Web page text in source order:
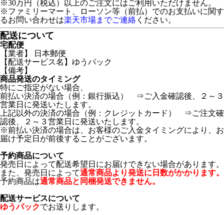
※30万円（税込）以上のご注文にはご利用いただけません。
※ファミリーマート、ローソン等（前払）でのお支払いに関す
るお問い合わせは楽天市場までご連絡 ください。
配送について
宅配便
【業者】 日本郵便
【配送サービス名】ゆうパック
【備考】
商品発送のタイミング
特にご指定がない場合、
前払い決済の場合（例：銀行振込） ⇒ご入金確認後、２～３
営業日に発送いたします。
上記以外の決済の場合（例：クレジットカード） ⇒ご注文確
認後、２～３営業日に発送いたします。
※前払い決済の場合は、お客様のご入金タイミングにより、お
届け予定日が前後することがございます。
予約商品について
発売日によって配送希望日にお届けできない場合があります。
また、発売日によって通常商品より発送に日数がかかります。
予約商品は通常商品と同梱発送できません。
配送サービスについて
ゆうパックでお送りします。